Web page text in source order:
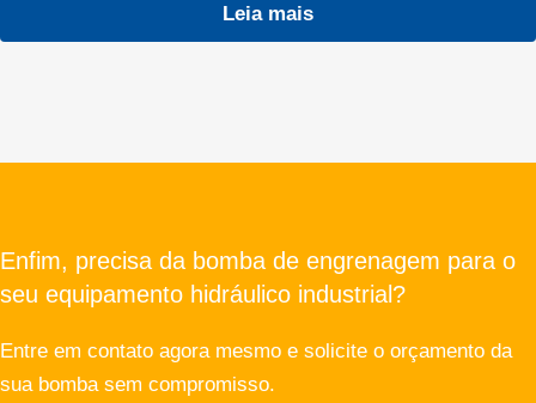
Leia mais
Enfim, precisa da bomba de engrenagem para o
seu equipamento hidráulico industrial?
Entre em contato agora mesmo e solicite o orçamento da
sua bomba sem compromisso.